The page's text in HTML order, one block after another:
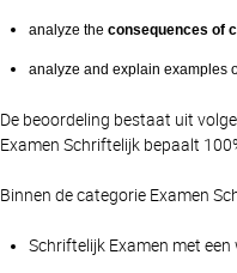
analyze the consequences of
analyze and explain examples
De beoordeling bestaat uit
Examen Schriftelijk bepaalt
Binnen de categorie Examen
Schriftelijk Examen met